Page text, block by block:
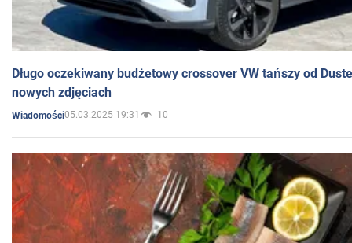
Długo oczekiwany budżetowy crossover VW tańszy od
nowych zdjęciach
Wiadomości05.03.2025 19:31 10